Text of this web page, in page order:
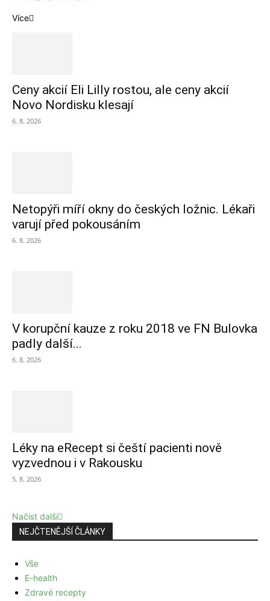
Více
Ceny akcií Eli Lilly rostou, ale ceny akcií
Novo Nordisku klesají
6. 8. 2026
Netopýři míří okny do českých ložnic. Lékaři
varují před pokousáním
6. 8. 2026
V korupční kauze z roku 2018 ve FN Bulovka
padly další...
6. 8. 2026
Léky na eRecept si čeští pacienti nově
vyzvednou i v Rakousku
5. 8. 2026
Načíst další
NEJČTENĚJŠÍ ČLÁNKY
Vše
E-health
Zdravé recepty